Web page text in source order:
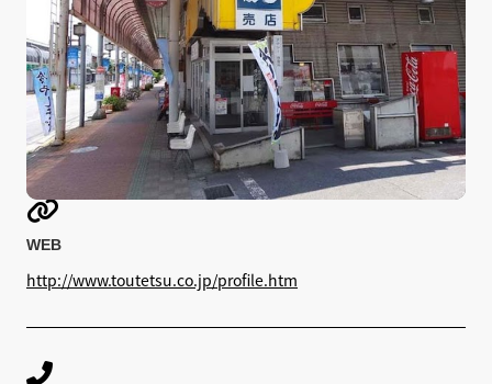

WEB
http://www.toutetsu.co.jp/profile.htm
